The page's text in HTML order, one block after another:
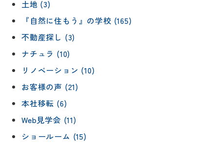
土地 (3)
『自然に住もう』の学校 (165)
不動産探し (3)
ナチュラ (10)
リノベーション (10)
お客様の声 (21)
本社移転 (6)
Web見学会 (11)
ショールーム (15)